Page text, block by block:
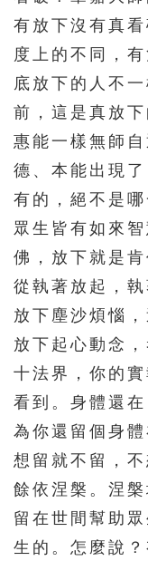
556 557
566 567
571 572
576 577
581 582
591 592
596 597
601 602
606 607
611 612
621 622
626 627
631 632
有放下沒有真
度上的不同，
底放下的人不
前，這是真放
惠能一樣無師
德、本能出現
有的，絕不是
眾生皆有如來
佛，放下就是
從執著放起，
放下塵沙煩惱
放下起心動念
十法界，你的
看到。身體還
為你還留個身
想留就不留，
餘依涅槃。涅
留在世間幫助
生的。怎麼說